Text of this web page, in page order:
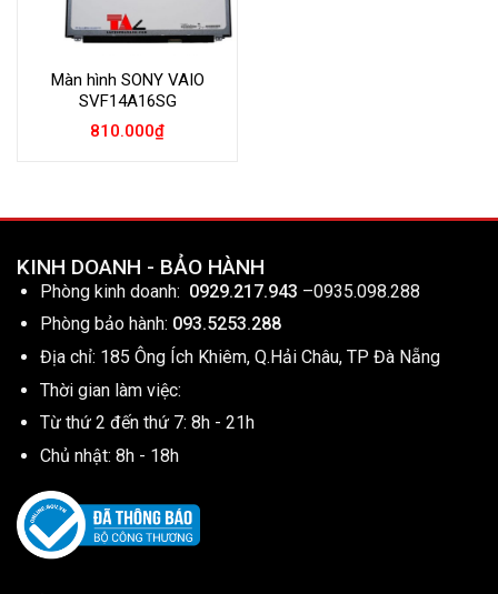
Màn hình SONY VAIO
SVF14A16SG
810.000₫
KINH DOANH - BẢO HÀNH
Phòng kinh doanh: 0929.217.943 –0935.098.288
Phòng bảo hành: 093.5253.288
Địa chỉ: 185 Ông Ích Khiêm, Q.Hải Châu, TP Đà Nẵng
Thời gian làm việc:
Từ thứ 2 đến thứ 7: 8h - 21h
Chủ nhật: 8h - 18h